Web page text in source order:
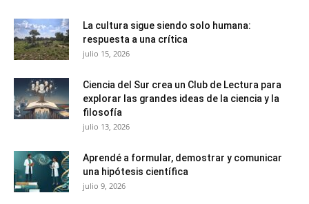
La cultura sigue siendo solo humana:
respuesta a una crítica
julio 15, 2026
Ciencia del Sur crea un Club de Lectura para
explorar las grandes ideas de la ciencia y la
filosofía
julio 13, 2026
Aprendé a formular, demostrar y comunicar
una hipótesis científica
julio 9, 2026